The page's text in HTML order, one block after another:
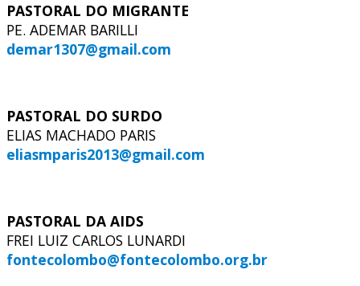
PASTORAL DO MIGRANTE
PE. ADEMAR BARILLI
demar1307@gmail.com
PASTORAL DO SURDO
ELIAS MACHADO PARIS
eliasmparis2013@gmail.com
PASTORAL DA AIDS
FREI LUIZ CARLOS LUNARDI
fontecolombo@fontecolombo.org.br